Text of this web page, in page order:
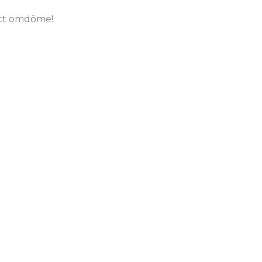
omdöme!